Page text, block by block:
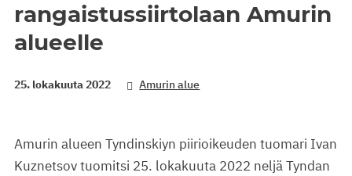
rangaistussiirtolaan Amurin
alueelle
25. lokakuuta 2022 Amurin alue
Amurin alueen Tyndinskiyn piirioikeuden tuomari Ivan
Kuznetsov tuomitsi 25. lokakuuta 2022 neljä Tyndan